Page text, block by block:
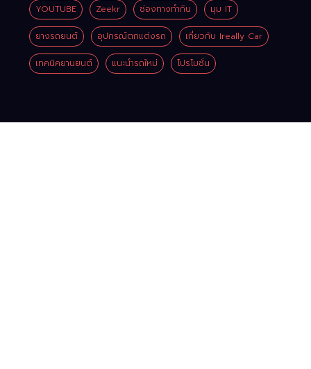
YOUTUBE Zeekr ช่องทางทำกิน มุม IT
ยางรถยนต์ อุปกรณ์ตกแต่งรถ เกี่ยวกับ Ireally Car
เทคนิคยานยนต์ แนะนำรถใหม่ โปรโมชั่น